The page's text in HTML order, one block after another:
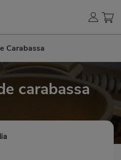
Carabassa
carabassa